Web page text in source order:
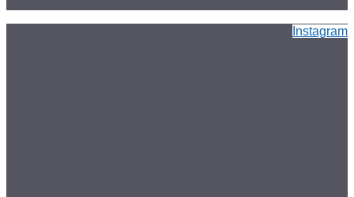
Instagram